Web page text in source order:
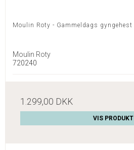
Moulin Roty - Gammeldags gyngehest
Moulin Roty
720240
1.299,00 DKK
VIS PRODUKT